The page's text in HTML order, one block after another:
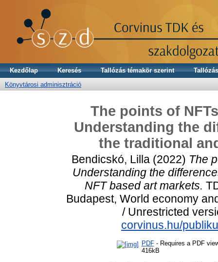
Kezdőlap Keresés Tallózás témakör szerint
Könyvtárosi adminisztráció
The points of
Understanding the
the traditional
Bendicskó, Lilla(2022) The
Understanding the
NFT based art markets.
Budapest, World economy
/ Unrestricted
corvinus.hu/
PDF- Requires a PDF
416kB